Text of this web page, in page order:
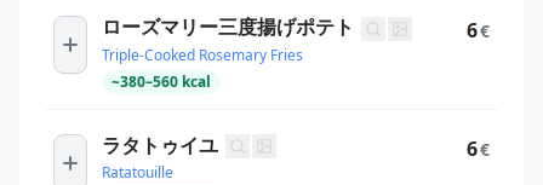
ローズマリー三度揚げポテト
Triple-Cooked Rosemary Fries
~380–560 kcal
6€
ラタトゥイユ
Ratatouille
6€